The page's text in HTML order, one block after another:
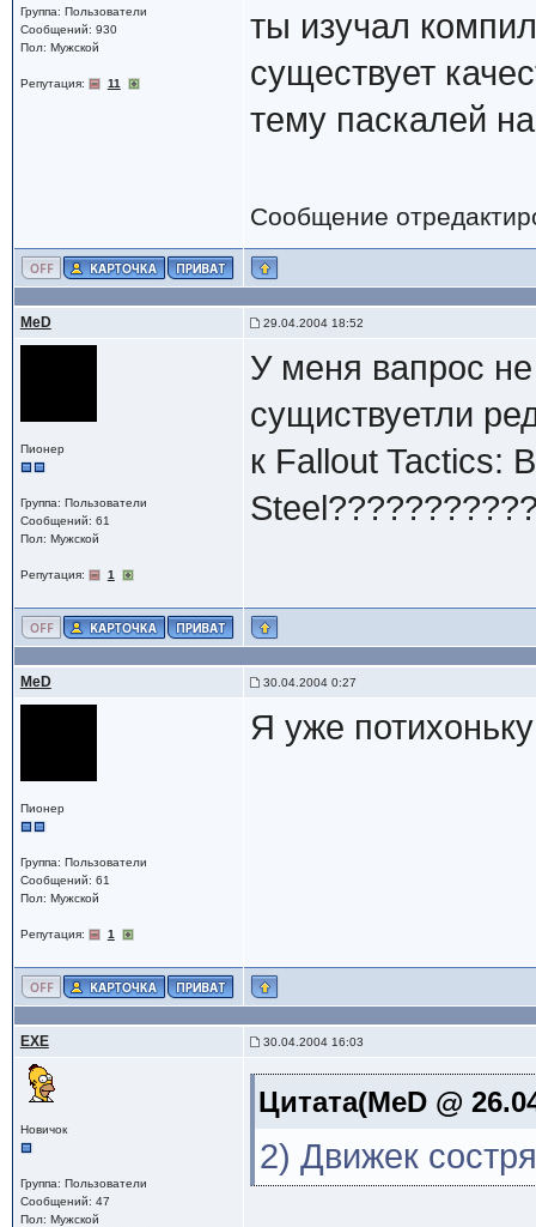
Группа: Пользователи
Сообщений: 930
Пол: Мужской
Репутация: 11
ты изучал
существует
тему паскалей
Сообщение
MeD 29.04.2004 18:52
Пионер
Группа: Пользователи
Сообщений: 61
Пол: Мужской
Репутация: 1
У меня вапрос
сущиствуетли
к Fallout Tactics:
MeD 30.04.2004 0:27
Пионер
Группа: Пользователи
Сообщений: 61
Пол: Мужской
Репутация: 1
Я уже
EXE 30.04.2004 16:03
Новичок
Группа: Пользователи
Сообщений: 47
Пол: Мужской
Цитата(MeD @
2) Движек